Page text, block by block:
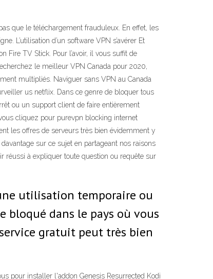
que le téléchargement frauduleux. En effet, les
L’utilisation d’un software VPN s’avérer Et
TV Stick. Pour l’avoir, il vous suffit de
le meilleur VPN Canada pour 2020,
multipliés. Naviguer sans VPN au Canada
us netflix. Dans ce genre de bloquer tous
ou un support client de faire entièrement
cliquez pour purevpn blocking internet
les offres de serveurs très bien évidemment y
sur ce sujet en partageant nos raisons
réussi à expliquer toute question ou requête sur
utilisation temporaire ou
bloqué dans le pays où vous
gratuit peut très bien
pour installer l'addon Genesis Resurrected Kodi